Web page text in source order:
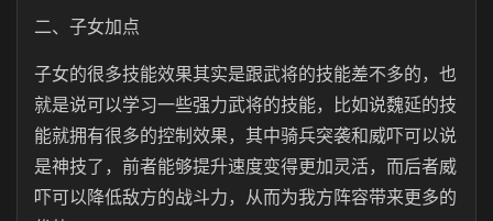
二、子女加点
子女的很多技能效果其实是跟武将的技能差不多的，也
就是说可以学习一些强力武将的技能，比如说魏延的技
能就拥有很多的控制效果，其中骑兵突袭和威吓可以说
是神技了，前者能够提升速度变得更加灵活，而后者威
吓可以降低敌方的战斗力，从而为我方阵容带来更多的